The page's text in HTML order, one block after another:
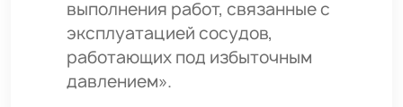
выполнения работ, связанные с
эксплуатацией сосудов,
работающих под избыточным
давлением».